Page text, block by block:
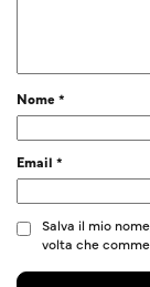
Nome*
Email *
Salva il mio
volta che